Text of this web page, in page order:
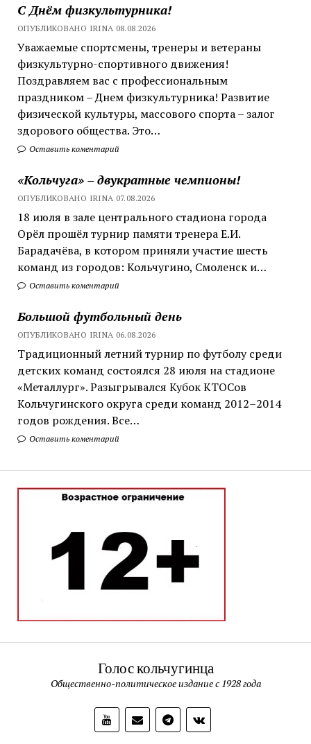
С Днём физкультурника!
ОПУБЛИКОВАНО IRINA 08.08.2026
Уважаемые спортсмены, тренеры и ветераны
физкультурно-спортивного движения!
Поздравляем вас с профессиональным
праздником – Днем физкультурника! Развитие
физической культуры, массового спорта – залог
здорового общества. Это…
Оставить коментарий
«Кольчуга» – двукратные чемпионы!
ОПУБЛИКОВАНО IRINA 07.08.2026
18 июля в зале центрального стадиона города
Орёл прошёл турнир памяти тренера Е.И.
Барадачёва, в котором приняли участие шесть
команд из городов: Кольчугино, Смоленск и…
Оставить коментарий
Большой футбольный день
ОПУБЛИКОВАНО IRINA 06.08.2026
Традиционный летний турнир по футболу среди
детских команд состоялся 28 июля на стадионе
«Металлург». Разыгрывался Кубок КТОСов
Кольчугинского округа среди команд 2012–2014
годов рождения. Все…
Оставить коментарий
Голос кольчугинца
Общественно-политическое издание с 1928 года